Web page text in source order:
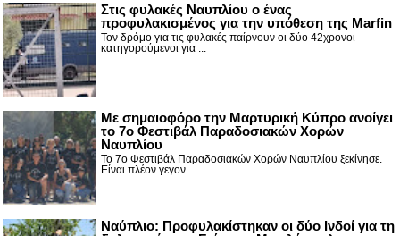
Στις φυλακές Ναυπλίου ο ένας
προφυλακισμένος για την υπόθεση της Marfin
Τον δρόμο για τις φυλακές παίρνουν οι δύο 42χρονοι
κατηγορούμενοι για ...
Με σημαιοφόρο την Μαρτυρική Κύπρο ανοίγει
το 7ο Φεστιβάλ Παραδοσιακών Χορών
Ναυπλίου
Το 7ο Φεστιβάλ Παραδοσιακών Χορών Ναυπλίου ξεκίνησε.
Είναι πλέον γεγον...
Ναύπλιο: Προφυλακίστηκαν οι δύο Ινδοί για τη